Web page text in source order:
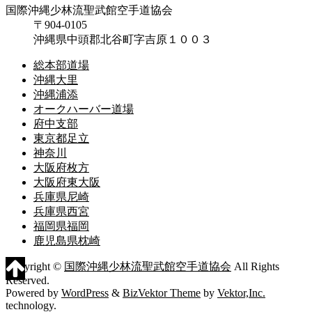
国際沖縄少林流聖武館空手道協会
〒904-0105
沖縄県中頭郡北谷町字吉原１００３
総本部道場
沖縄大里
沖縄浦添
オークハーバー道場
府中支部
東京都足立
神奈川
大阪府枚方
大阪府東大阪
兵庫県尼崎
兵庫県西宮
福岡県福岡
鹿児島県枕崎
Copyright © 国際沖縄少林流聖武館空手道協会 All Rights
Reserved.
Powered by WordPress & BizVektor Theme by Vektor,Inc.
technology.